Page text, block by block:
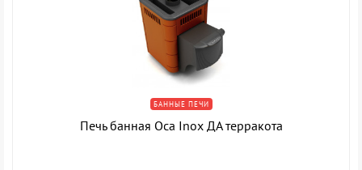
БАННЫЕ ПЕЧИ
Печь банная Оса Inox ДА терракота